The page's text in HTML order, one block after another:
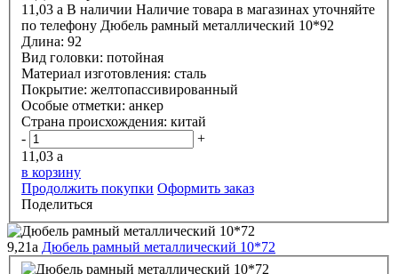
11,03 a В наличии Наличие товара в магазинах уточняйте
по телефону Дюбель рамный металлический 10*92
Длина: 92
Вид головки: потойная
Материал изготовления: сталь
Покрытие: желтопассивированный
Особые отметки: анкер
Страна происхождения: китай
-
+
11,03 a
в корзину
Продолжить покупки Оформить заказ
Поделиться
9,21a Дюбель рамный металлический 10*72